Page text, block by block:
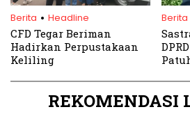
Berita . Headline
CFD Tegar Beriman
Hadirkan Perpustakaan
Keliling
Berita
REKOMENDASI